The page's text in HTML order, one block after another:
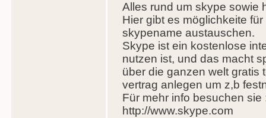
Alles rund um skype sowie
Hier gibt es möglichkeite
skypename austauschen.
Skype ist ein kostenlose
nutzen ist, und das macht
über die ganzen welt gratis
vertrag anlegen um z,b
Für mehr info besuchen sie
http://www.skype.com